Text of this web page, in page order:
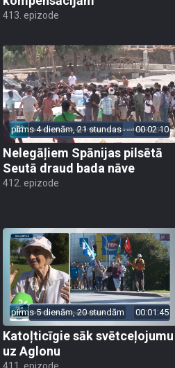
413. epizode
pirms 4 dienām, 21 stundas 00:02:10
Nelegāļiem Spānijas pilsētā
Seutā draud bada nāve
412. epizode
pirms 5 dienām, 20 stundām 00:01:45
Katoļticīgie sāk svētceļojumu
uz Aglonu